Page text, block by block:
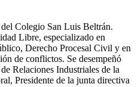
Colegio San Luis Beltrán.
Libre, especializado en
Derecho Procesal Civil y en
de conflictos. Se desempeñó
Relaciones Industriales de la
Presidente de la junta directiva